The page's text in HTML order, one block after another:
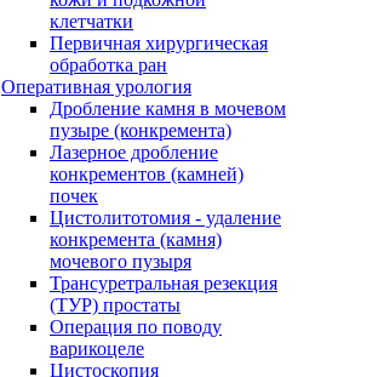
клетчатки
Первичная хирургическая
обработка ран
Оперативная урология
Дробление камня в мочевом
пузыре (конкремента)
Лазерное дробление
конкрементов (камней)
почек
Цистолитотомия - удаление
конкремента (камня)
мочевого пузыря
Трансуретральная резекция
(ТУР) простаты
Операция по поводу
варикоцеле
Цистоскопия